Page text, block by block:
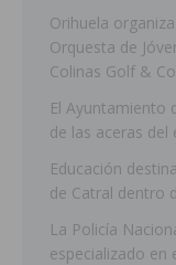
Orihuela
Orquesta de
Colinas Golf &
El Ayuntamiento
de las aceras del
Educación
de Catral dentro
La Policía
especializado en